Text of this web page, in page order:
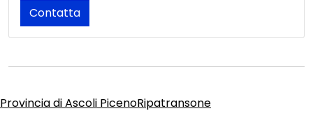
Contatta
Provincia di Ascoli PicenoRipatransone